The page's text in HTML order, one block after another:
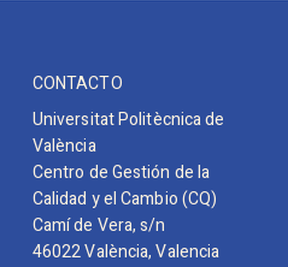
CONTACTO
Universitat Politècnica de
València
Centro de Gestión de la
Calidad y el Cambio (CQ)
Camí de Vera, s/n
46022 València, Valencia